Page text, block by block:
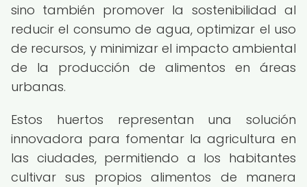
sino también promover la sostenibilidad al
reducir el consumo de agua, optimizar el uso
de recursos, y minimizar el impacto ambiental
de la producción de alimentos en áreas
urbanas.
Estos huertos representan una solución
innovadora para fomentar la agricultura en
las ciudades, permitiendo a los habitantes
cultivar sus propios alimentos de manera